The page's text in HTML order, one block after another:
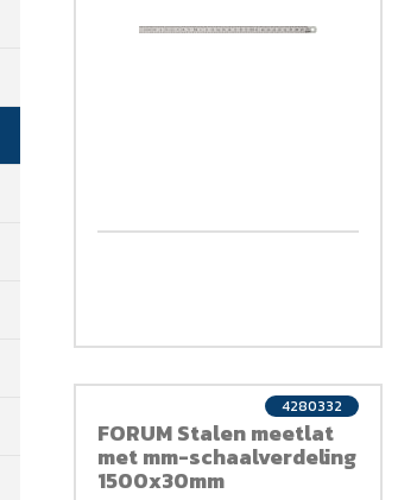
FORUM Stalen meetlat
met mm-schaalverdeling
1500x30mm
4280332